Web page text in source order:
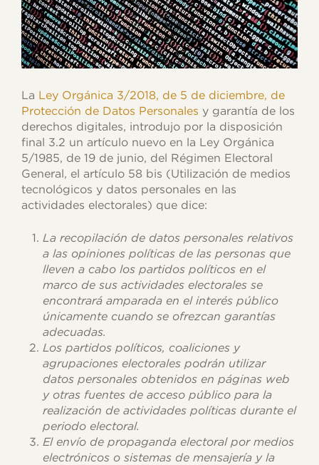
La Ley Orgánica 3/2018, de 5 de diciembre, de
Protección de Datos Personales y garantía de los
derechos digitales, introdujo por la disposición
final 3.2 un artículo nuevo en la Ley Orgánica
5/1985, de 19 de junio, del Régimen Electoral
General, el artículo 58 bis (Utilización de medios
tecnológicos y datos personales en las
actividades electorales) que dice:
La recopilación de datos personales relativos
a las opiniones políticas de las personas que
lleven a cabo los partidos políticos en el
marco de sus actividades electorales se
encontrará amparada en el interés público
únicamente cuando se ofrezcan garantías
adecuadas.
Los partidos políticos, coaliciones y
agrupaciones electorales podrán utilizar
datos personales obtenidos en páginas web
y otras fuentes de acceso público para la
realización de actividades políticas durante el
periodo electoral.
El envío de propaganda electoral por medios
electrónicos o sistemas de mensajería y la